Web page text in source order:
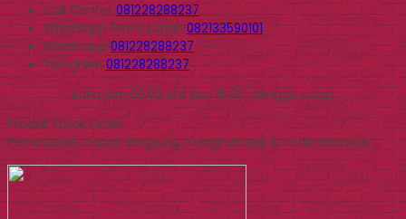
Call Center081228288237
WhatsappPemesanan 082133590101
Whatsapp081228288237
Telegram081228288237
Buka jam 09.00 s/d jam 16.00 , Minggu tutup
Produk Quick Order
Pemesanan dapat langsung menghubungi kontak dibawah: